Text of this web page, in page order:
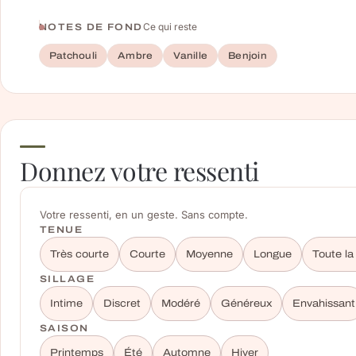
NOTES DE FONDCe qui reste
Patchouli Ambre Vanille Benjoin
Donnez votre ressenti
Votre ressenti, en un geste. Sans compte.
TENUE
Très courte Courte Moyenne Longue Toute
SILLAGE
Intime Discret Modéré Généreux Envahissant
SAISON
Printemps Été Automne Hiver